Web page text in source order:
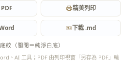
精美列印
下載 .md
紋（關閉＝純淨白底）
、AI 工具；PDF 由列印視窗「另存為 PDF」輸